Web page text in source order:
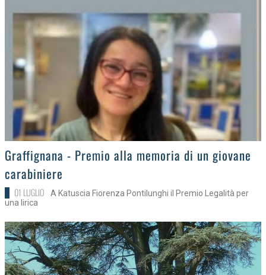
>
Graffignana - Premio alla memoria di un giovane
carabiniere
01 LUGLIO
A Katuscia Fiorenza Pontilunghi il Premio Legalità per
una lirica